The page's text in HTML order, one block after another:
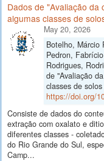
Dados de "Avaliação
algumas classes de
May 20, 2026
Botelho, Márcio
Pedron,
Rodrigues,
de "Avaliação
classes de
https://doi.org/
Consiste de dados do
extração com oxalato e
diferentes classes -
do Rio Grande do Sul,
Camp...